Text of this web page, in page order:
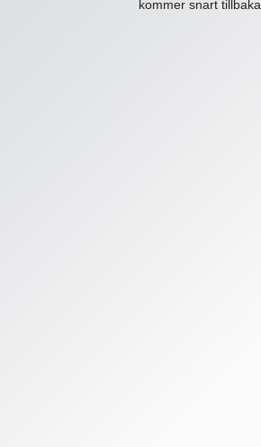
kommer snart tillbaka.